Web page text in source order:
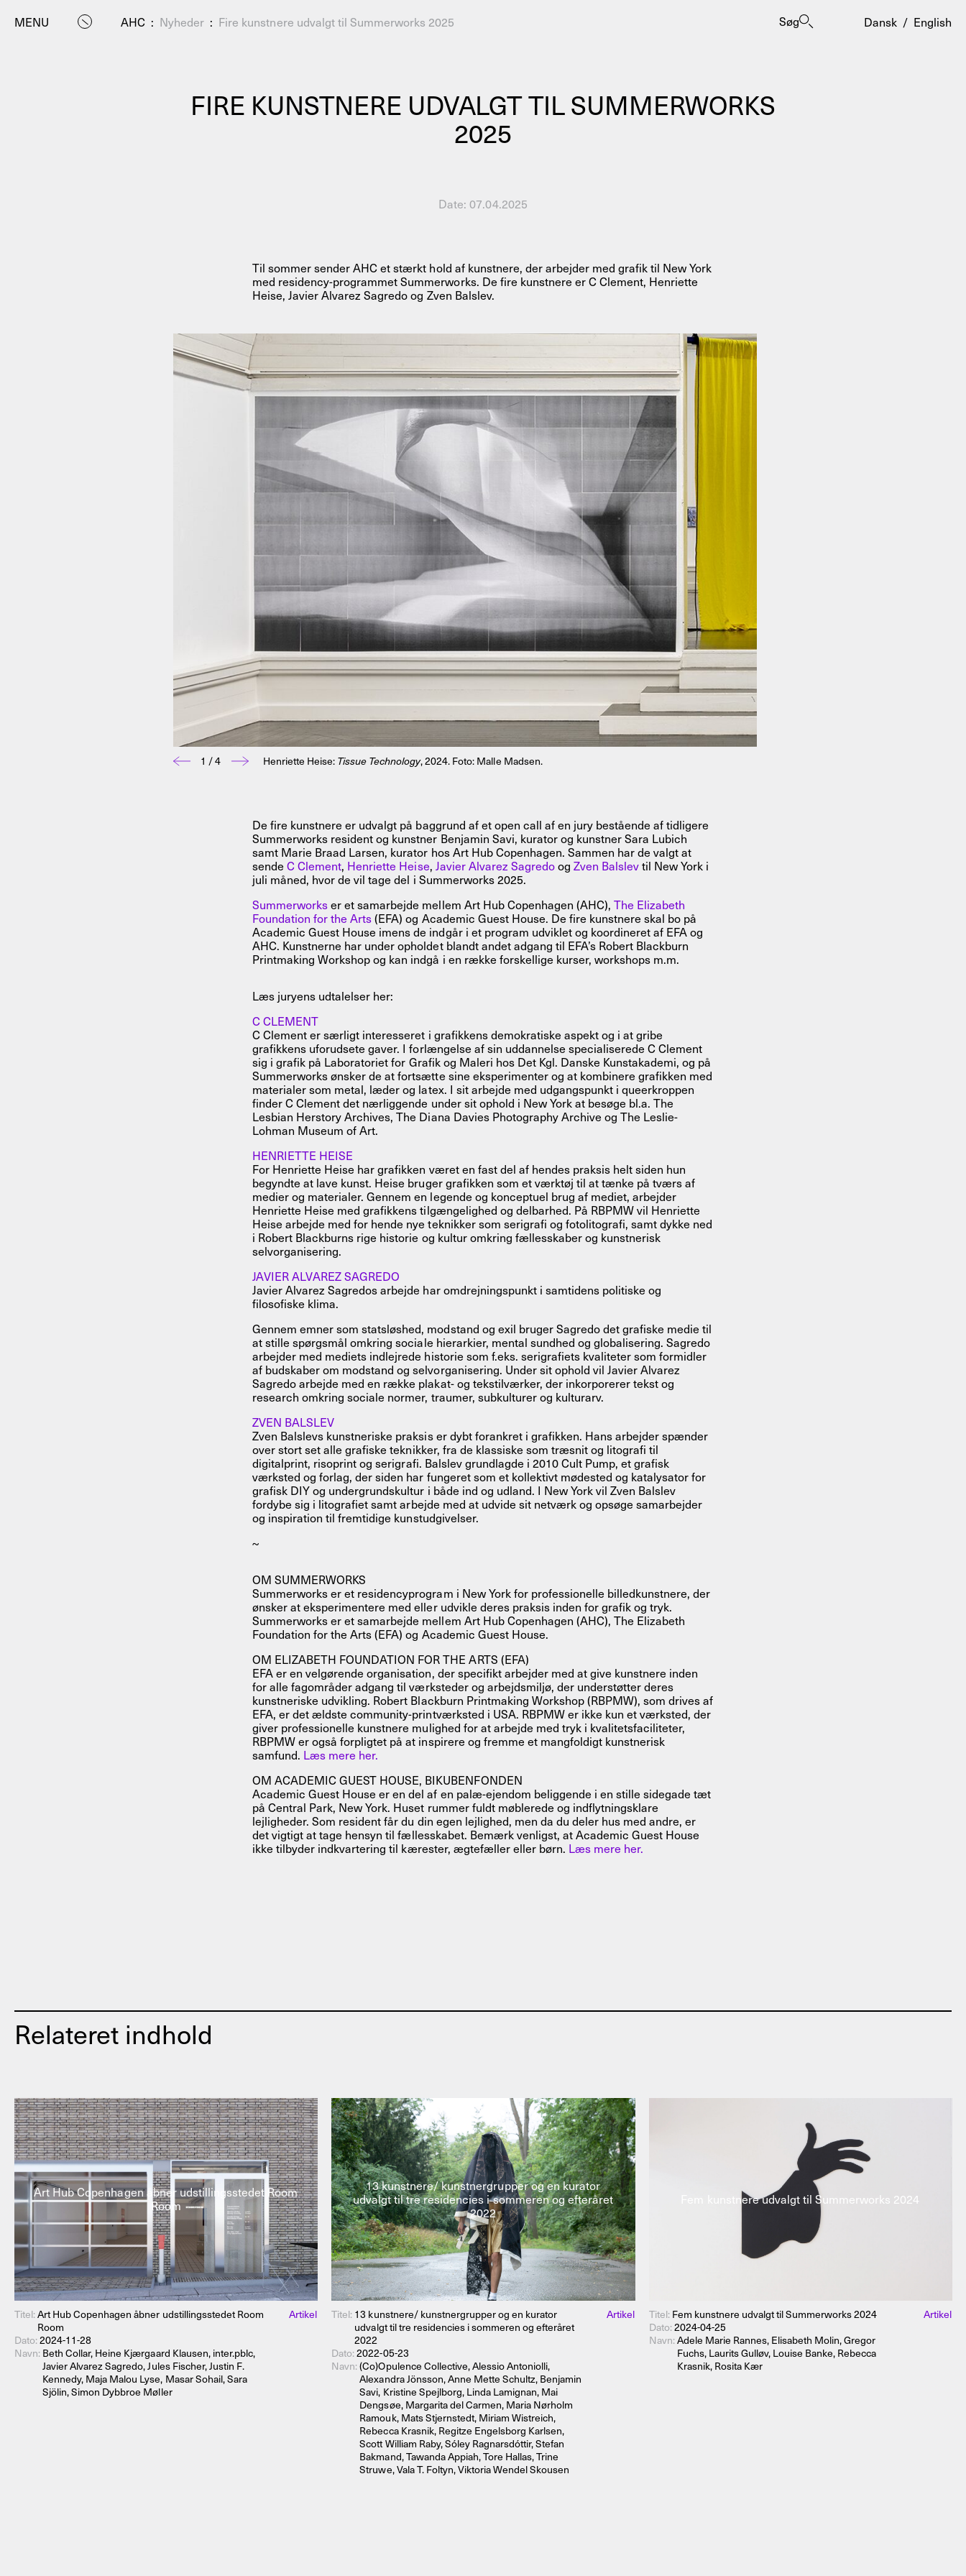
MENU AHC : Nyheder : Fire kunstnere udvalgt til Summerworks 2025
Besøg
Room RoomAHC Channel
Programmer
Om
Om AHCProfilerPresse
AHC Channel
THORAVEJ 29, 2400 KØBENHAVN NV, DANMARK INFO@ARTHUBCOPENHAGEN.DK INSTAGRAM FACEBOOK
Søg Dansk / English
FIRE KUNSTNERE UDVALGT TIL SUMMERWORKS
2025
Date:07.04.2025
Til sommer sender AHC et stærkt hold af kunstnere, der arbejder med grafik til New York
med residency-programmet Summerworks. De fire kunstnere er C Clement, Henriette
Heise, Javier Alvarez Sagredo og Zven Balslev.
1 / 4 Henriette Heise:Tissue Technology, 2024. Foto: Malle Madsen.
De fire kunstnere er udvalgt på baggrund af et open call af en jury bestående af tidligere
Summerworks resident og kunstner Benjamin Savi, kurator og kunstner Sara Lubich
samt Marie Braad Larsen, kurator hos Art Hub Copenhagen. Sammen har de valgt at
sendeC Clement, Henriette Heise, Javier Alvarez SagredoogZven Balslevtil New York i
juli måned, hvor de vil tage del i Summerworks 2025.
Summerworkser et samarbejde mellem Art Hub Copenhagen (AHC), The Elizabeth
Foundation for the Arts(EFA) og Academic Guest House. De fire kunstnere skal bo på
Academic Guest House imens de indgår i et program udviklet og koordineret af EFA og
AHC. Kunstnerne har under opholdet blandt andet adgang til EFA’s Robert Blackburn
Printmaking Workshop og kan indgå i en række forskellige kurser, workshops m.m.
Læs juryens udtalelser her:
C CLEMENT
C Clement er særligt interesseret i grafikkens demokratiske aspekt og i at gribe
grafikkens uforudsete gaver. I forlængelse af sin uddannelse specialiserede C Clement
sig i grafik på Laboratoriet for Grafik og Maleri hos Det Kgl. Danske Kunstakademi, og på
Summerworks ønsker de at fortsætte sine eksperimenter og at kombinere grafikken med
materialer som metal, læder og latex. I sit arbejde med udgangspunkt i queerkroppen
finder C Clement det nærliggende under sit ophold i New York at besøge bl.a. The
Lesbian Herstory Archives, The Diana Davies Photography Archive og The Leslie-
Lohman Museum of Art.
HENRIETTE HEISE
For Henriette Heise har grafikken været en fast del af hendes praksis helt siden hun
begyndte at lave kunst. Heise bruger grafikken som et værktøj til at tænke på tværs af
medier og materialer. Gennem en legende og konceptuel brug af mediet, arbejder
Henriette Heise med grafikkens tilgængelighed og delbarhed. På RBPMW vil Henriette
Heise arbejde med for hende nye teknikker som serigrafi og fotolitografi, samt dykke ned
i Robert Blackburns rige historie og kultur omkring fællesskaber og kunstnerisk
selvorganisering.
JAVIER ALVAREZ SAGREDO
Javier Alvarez Sagredos arbejde har omdrejningspunkt i samtidens politiske og
filosofiske klima.
Gennem emner som statsløshed, modstand og exil bruger Sagredo det grafiske medie til
at stille spørgsmål omkring sociale hierarkier, mental sundhed og globalisering. Sagredo
arbejder med mediets indlejrede historie som f.eks. serigrafiets kvaliteter som formidler
af budskaber om modstand og selvorganisering. Under sit ophold vil Javier Alvarez
Sagredo arbejde med en række plakat- og tekstilværker, der inkorporerer tekst og
research omkring sociale normer, traumer, subkulturer og kulturarv.
ZVEN BALSLEV
Zven Balslevs kunstneriske praksis er dybt forankret i grafikken. Hans arbejder spænder
over stort set alle grafiske teknikker, fra de klassiske som træsnit og litografi til
digitalprint, risoprint og serigrafi. Balslev grundlagde i 2010 Cult Pump, et grafisk
værksted og forlag, der siden har fungeret som et kollektivt mødested og katalysator for
grafisk DIY og undergrundskultur i både ind og udland. I New York vil Zven Balslev
fordybe sig i litografiet samt arbejde med at udvide sit netværk og opsøge samarbejder
og inspiration til fremtidige kunstudgivelser.
~
OM SUMMERWORKS
Summerworks er et residencyprogram i New York for professionelle billedkunstnere, der
ønsker at eksperimentere med eller udvikle deres praksis inden for grafik og tryk.
Summerworks er et samarbejde mellem Art Hub Copenhagen (AHC), The Elizabeth
Foundation for the Arts (EFA) og Academic Guest House.
OM ELIZABETH FOUNDATION FOR THE ARTS (EFA)
EFA er en velgørende organisation, der specifikt arbejder med at give kunstnere inden
for alle fagområder adgang til værksteder og arbejdsmiljø, der understøtter deres
kunstneriske udvikling. Robert Blackburn Printmaking Workshop (RBPMW), som drives af
EFA, er det ældste community-printværksted i USA. RBPMW er ikke kun et værksted, der
giver professionelle kunstnere mulighed for at arbejde med tryk i kvalitetsfaciliteter,
RBPMW er også forpligtet på at inspirere og fremme et mangfoldigt kunstnerisk
samfund. Læs mere her.
OM ACADEMIC GUEST HOUSE, BIKUBENFONDEN
Academic Guest House er en del af en palæ-ejendom beliggende i en stille sidegade tæt
på Central Park, New York. Huset rummer fuldt møblerede og indflytningsklare
lejligheder. Som resident får du din egen lejlighed, men da du deler hus med andre, er
det vigtigt at tage hensyn til fællesskabet. Bemærk venligst, at Academic Guest House
ikke tilbyder indkvartering til kærester, ægtefæller eller børn. Læs mere her.
Relateret indhold
Art Hub Copenhagen åbner udstillingsstedet Room
Room
Artikel
Titel:Art Hub Copenhagen åbner udstillingsstedet Room
Room
Dato:2024-11-28
Navn:Beth Collar, Heine Kjærgaard Klausen, inter.pblc,
Javier Alvarez Sagredo, Jules Fischer, Justin F.
Kennedy, Maja Malou Lyse, Masar Sohail, Sara
Sjölin, Simon Dybbroe Møller
13 kunstnere/ kunstnergrupper og en kurator
udvalgt til tre residencies i sommeren og efteråret
2022
Artikel
Titel:13 kunstnere/ kunstnergrupper og en kurator
udvalgt til tre residencies i sommeren og efteråret
2022
Dato:2022-05-23
Navn:(Co)Opulence Collective, Alessio Antoniolli,
Alexandra Jönsson, Anne Mette Schultz, Benjamin
Savi, Kristine Spejlborg, Linda Lamignan, Mai
Dengsøe, Margarita del Carmen, Maria Nørholm
Ramouk, Mats Stjernstedt, Miriam Wistreich,
Rebecca Krasnik, Regitze Engelsborg Karlsen,
Scott William Raby, Sóley Ragnarsdóttir, Stefan
Bakmand, Tawanda Appiah, Tore Hallas, Trine
Struwe, Vala T. Foltyn, Viktoria Wendel Skousen
Fem kunstnere udvalgt til Summerworks 2024
Artikel
Titel:Fem kunstnere udvalgt til Summerworks 2024
Dato:2024-04-25
Navn:Adele Marie Rannes, Elisabeth Molin, Gregor
Fuchs, Laurits Gulløv, Louise Banke, Rebecca
Krasnik, Rosita Kær